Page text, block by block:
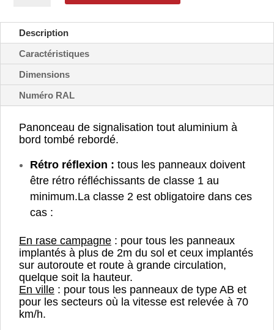
numéro
M10c2
Description
Caractéristiques
Dimensions
Numéro RAL
Panonceau de signalisation tout aluminium à
bord tombé rebordé.
Rétro réflexion : tous les panneaux doivent
être rétro réfléchissants de classe 1 au
minimum.La classe 2 est obligatoire dans ces
cas :
En rase campagne : pour tous les panneaux
implantés à plus de 2m du sol et ceux implantés
sur autoroute et route à grande circulation,
quelque soit la hauteur.
En ville : pour tous les panneaux de type AB et
pour les secteurs où la vitesse est relevée à 70
km/h.